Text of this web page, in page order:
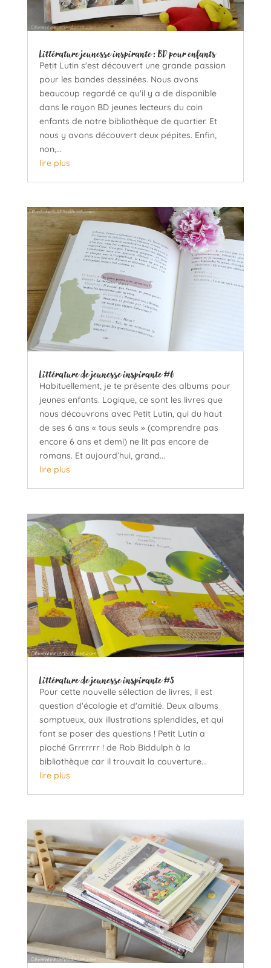
Littérature jeunesse inspirante : BD pour enfants
Petit Lutin s'est découvert une grande passion
pour les bandes dessinées. Nous avons
beaucoup regardé ce qu'il y a de disponible
dans le rayon BD jeunes lecteurs du coin
enfants de notre bibliothèque de quartier. Et
nous y avons découvert deux pépites. Enfin,
non,...
lire plus
Littérature de jeunesse inspirante #6
Habituellement, je te présente des albums pour
jeunes enfants. Logique, ce sont les livres que
nous découvrons avec Petit Lutin, qui du haut
de ses 6 ans « tous seuls » (comprendre pas
encore 6 ans et demi) ne lit pas encore de
romans. Et aujourd’hui, grand...
lire plus
Littérature de jeunesse inspirante #5
Pour cette nouvelle sélection de livres, il est
question d'écologie et d'amitié. Deux albums
somptueux, aux illustrations splendides, et qui
font se poser des questions ! Petit Lutin a
pioché Grrrrrrr ! de Rob Biddulph à la
bibliothèque car il trouvait la couverture...
lire plus